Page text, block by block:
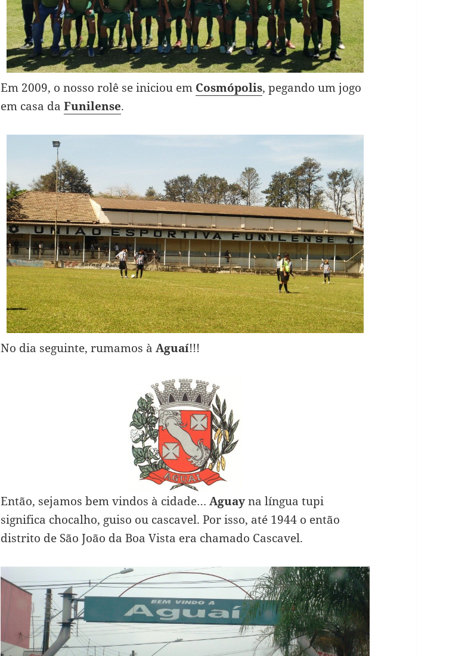
Em 2009, o nosso rolê se iniciou em Cosmópolis, pegando um jogo
em casa daFunilense.
No dia seguinte, rumamos àAguaí!!!
Então, sejamos bem vindos à cidade…Aguayna língua tupi
significa chocalho, guiso ou cascavel. Por isso, até 1944 o então
distrito de São João da Boa Vista era chamado Cascavel.